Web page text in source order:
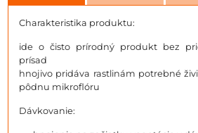
Charakteristika produktu:
ide o čisto prírodný produkt bez
prísad
hnojivo pridáva rastlinám potrebné
pôdnu mikroflóru
Dávkovanie: